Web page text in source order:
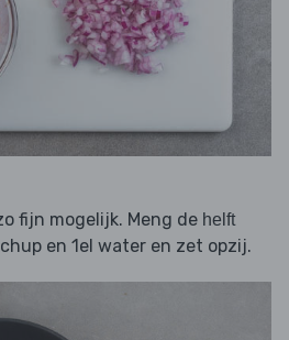
fijn mogelijk. Meng de helft
en 1el water en zet opzij.